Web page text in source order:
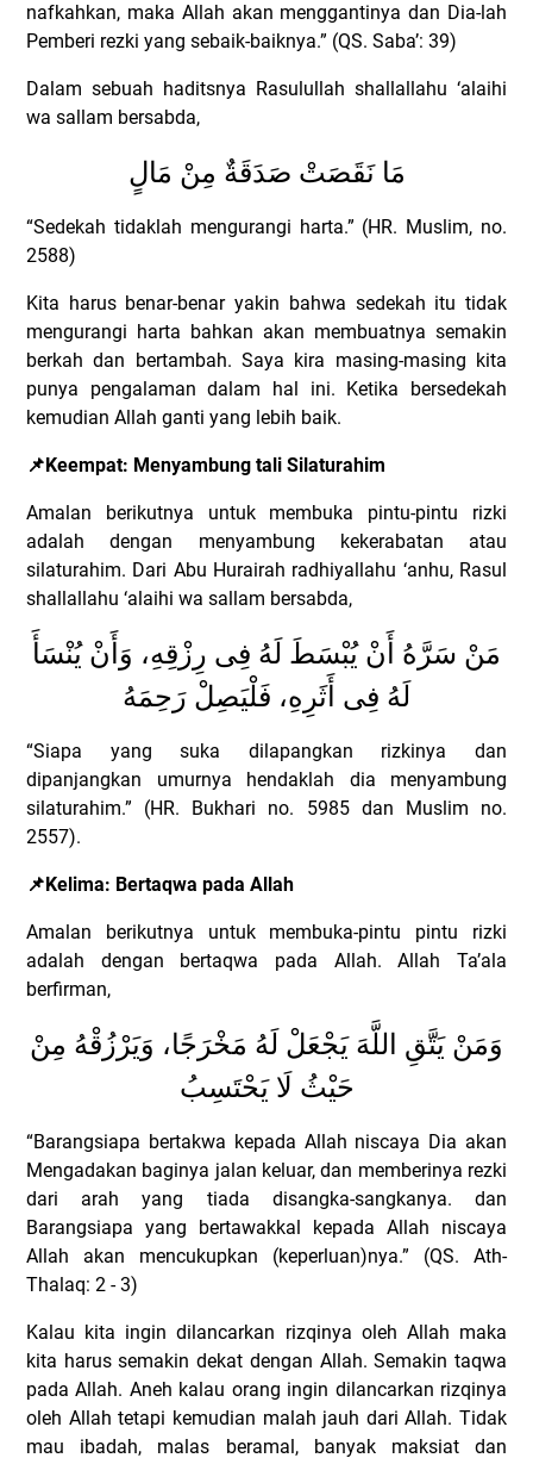
nafkahkan, maka Allah akan menggantinya dan Dia-lah
Pemberi rezki yang sebaik-baiknya.” (QS. Saba’: 39)
Dalam sebuah haditsnya Rasulullah shallallahu ‘alaihi
wa sallam bersabda,
مَا نَقَصَتْ صَدَقَةٌ مِنْ مَالٍ
“Sedekah tidaklah mengurangi harta.” (HR. Muslim, no.
2588)
Kita harus benar-benar yakin bahwa sedekah itu tidak
mengurangi harta bahkan akan membuatnya semakin
berkah dan bertambah. Saya kira masing-masing kita
punya pengalaman dalam hal ini. Ketika bersedekah
kemudian Allah ganti yang lebih baik.
📌 Keempat: Menyambung tali Silaturahim
Amalan berikutnya untuk membuka pintu-pintu rizki
adalah dengan menyambung kekerabatan atau
silaturahim. Dari Abu Hurairah radhiyallahu ‘anhu, Rasul
shallallahu ‘alaihi wa sallam bersabda,
مَنْ سَرَّهُ أَنْ يُبْسَطَ لَهُ فِى رِزْقِهِ، وَأَنْ يُنْسَأَ
لَهُ فِى أَثَرِهِ، فَلْيَصِلْ رَحِمَهُ
“Siapa yang suka dilapangkan rizkinya dan
dipanjangkan umurnya hendaklah dia menyambung
silaturahim.” (HR. Bukhari no. 5985 dan Muslim no.
2557).
📌 Kelima: Bertaqwa pada Allah
Amalan berikutnya untuk membuka-pintu pintu rizki
adalah dengan bertaqwa pada Allah.Allah Ta’ala
berfirman,
وَمَنْ يَتَّقِ اللَّهَ يَجْعَلْ لَهُ مَخْرَجًا، وَيَرْزُقْهُ مِنْ
حَيْثُ لَا يَحْتَسِبُ
“Barangsiapa bertakwa kepada Allah niscaya Dia akan
Mengadakan baginya jalan keluar, dan memberinya rezki
dari arah yang tiada disangka-sangkanya. dan
Barangsiapa yang bertawakkal kepada Allah niscaya
Allah akan mencukupkan (keperluan)nya.” (QS. Ath-
Thalaq: 2 - 3)
Kalau kita ingin dilancarkan rizqinya oleh Allah maka
kita harus semakin dekat dengan Allah. Semakin taqwa
pada Allah. Aneh kalau orang ingin dilancarkan rizqinya
oleh Allah tetapi kemudian malah jauh dari Allah. Tidak
mau ibadah, malas beramal, banyak maksiat dan